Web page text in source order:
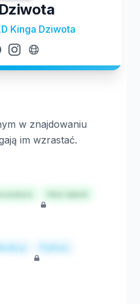
Kinga Dziwota
w znajdowaniu
im wzrastać.
Hire talent
Node.js Python